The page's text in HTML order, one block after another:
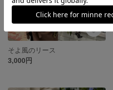
そよ風のリース
3,000円